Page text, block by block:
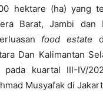
hektare (ha) yang
Barat, Jambi dan
food estate
Dan Kalimantan
kuartal III-IV/
Musyafak di